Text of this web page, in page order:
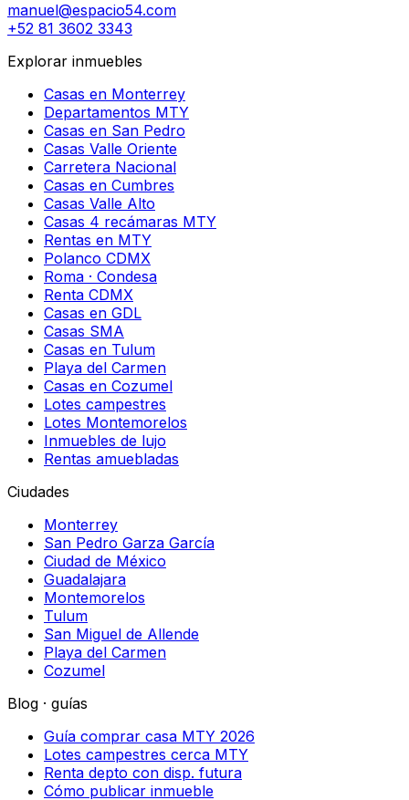
manuel@espacio54.com
+52 81 3602 3343
Explorar inmuebles
Casas en Monterrey
Departamentos MTY
Casas en San Pedro
Casas Valle Oriente
Carretera Nacional
Casas en Cumbres
Casas Valle Alto
Casas 4 recámaras MTY
Rentas en MTY
Polanco CDMX
Roma · Condesa
Renta CDMX
Casas en GDL
Casas SMA
Casas en Tulum
Playa del Carmen
Casas en Cozumel
Lotes campestres
Lotes Montemorelos
Inmuebles de lujo
Rentas amuebladas
Ciudades
Monterrey
San Pedro Garza García
Ciudad de México
Guadalajara
Montemorelos
Tulum
San Miguel de Allende
Playa del Carmen
Cozumel
Blog · guías
Guía comprar casa MTY 2026
Lotes campestres cerca MTY
Renta depto con disp. futura
Cómo publicar inmueble